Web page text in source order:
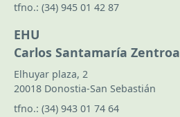
tfno.: (34) 945 01 42 87
EHU
Carlos Santamaría Zentroa
Elhuyar plaza, 2
20018 Donostia-San Sebastián
tfno.: (34) 943 01 74 64